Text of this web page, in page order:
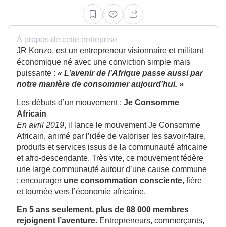
À propos de cette entreprise
JR Konzo, est un entrepreneur visionnaire et militant
économique né avec une conviction simple mais
puissante : « L’avenir de l’Afrique passe aussi par
notre manière de consommer aujourd’hui. »
Les débuts d’un mouvement : Je Consomme
Africain
En avril 2019, il lance le mouvement Je Consomme
Africain, animé par l’idée de valoriser les savoir-faire,
produits et services issus de la communauté africaine
et afro-descendante. Très vite, ce mouvement fédère
une large communauté autour d’une cause commune
: encourager une consommation consciente, fière
et tournée vers l’économie africaine.
En 5 ans seulement, plus de 88 000 membres
rejoignent l’aventure. Entrepreneurs, commerçants,